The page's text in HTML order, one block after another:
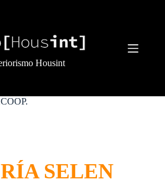
Housint
SELEN